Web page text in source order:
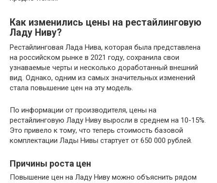
Как изменились цены на рестайлинговую
Ладу Ниву?
Рестайлинговая Лада Нива, которая была представлена
на российском рынке в 2021 году, сохранила свои
узнаваемые черты и несколько доработанный внешний
вид. Однако, одним из самых значительных изменений
стала повышение цен на эту модель.
По информации от производителя, цены на
рестайлинговую Ладу Ниву выросли в среднем на 10-15%.
Это привело к тому, что теперь стоимость базовой
комплектации Лады Нивы стартует от 650 000 рублей.
Причины роста цен
Повышение цен на Ладу Ниву можно объяснить рядом